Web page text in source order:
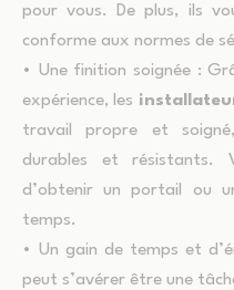
pour vous. De plus, ils
conforme aux normes de
• Une finition soignée :
expérience, les
travail propre et
durables et résistants.
d’obtenir un portail ou
temps.
• Un gain de temps et
peut s’avérer être une